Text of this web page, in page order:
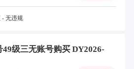
- 无违规
49级三无账号购买 DY2026-